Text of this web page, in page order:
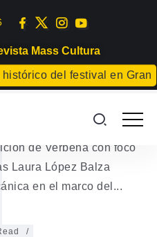
Mass Cultura
del festival en Gran
Verbena 2026
Verbena 2026 El
de Verbena con foco
Laura López Balza
en el marco del...